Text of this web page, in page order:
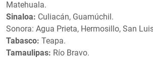
Matehuala.
Sinaloa: Culiacán, Guamúchil.
Sonora: Agua Prieta, Hermosillo, San
Tabasco: Teapa.
Tamaulipas: Río Bravo.